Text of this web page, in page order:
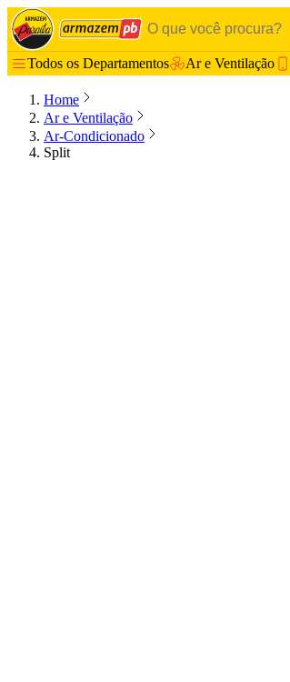
Todos os Departamentos Ar e Ventilação
Home
Ar e Ventilação
Ar-Condicionado
Split